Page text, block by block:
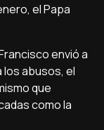
el Papa
envió a
los abusos, el
que
como la